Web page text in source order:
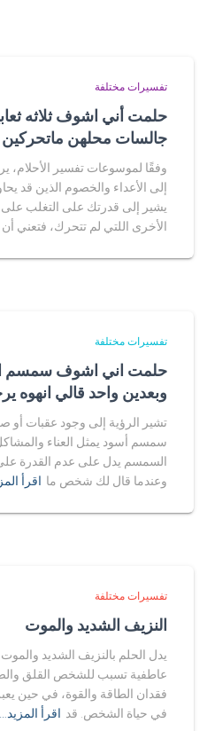
تفسيرات مختلفة
حلمت أني اشوف ثلاثه
جالسات محلهن ماتحركين
وفقًا لموسوعات تفسير الأحلام،
إلى الأعداء والخصوم الذين قد
يشير إلى قدرتك على التغلب على
الأخرى اللتي لم تتحرك، فتعني أن
تفسيرات مختلفة
حلمت اني اشوف سمسم
وبعدين واحد قالي انهوه
تشير الرؤية إلى وجود عقبات أو
سمسم أسود يمثل العناء
السمسم يدل على عدم القدرة
وعندما قال لك شخص ما اقرأ
تفسيرات مختلفة
النزيف الشديد والموت
يدل الحلم بالنزيف الشديد
عاطفية تسبب للشخص القلق
فقدان الطاقة والقوة، في حين
في حياة الشخص. قد اقرأ المزيد…